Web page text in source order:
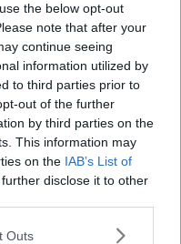
the below opt-out
note that after your
continue seeing
information utilized by
to third parties prior to
out of the further
by third parties on the
This information may
on the IAB’s List of
disclose it to other
Outs
Toscana tra i principali
le strade da bollino
a Montevarchi
Genova chiede gli atti
che farà?”
ha raggiunto Coppi